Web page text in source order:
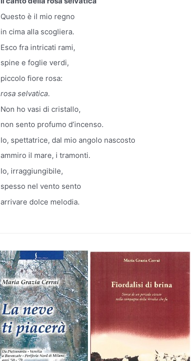
Questo è il mio regno
in cima alla scogliera.
Esco fra intricati rami,
spine e foglie verdi,
piccolo fiore rosa:
rosa selvatica.
Non ho vasi di cristallo,
non sento profumo d’incenso.
Io, spettatrice, dal mio angolo nascosto
ammiro il mare, i tramonti.
Io, irraggiungibile,
spesso nel vento sento
arrivare dolce melodia.